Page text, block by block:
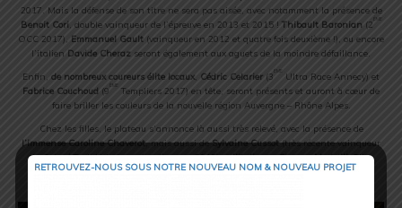
2017. Mais la défense de son titre ne sera pas aisée, avec notamment la présence de
Benoit Cori, double vainqueur de l’épreuve en 2013 et 2015 ! Thibault Baronian (2
ème
OCC 2017), Emmanuel Gault (vainqueur en 2012 et quatre fois deuxième !), ou encore
l’italien Davide Cheraz seront également aux aguets de la moindre défaillance.
Enfin, de nombreux coureurs élite locaux, Cédric Celarier (3
ème
Ultra Race Annecy) et
Fabrice Couchoud (9
ème
Templiers 2017) en tête, seront présents et auront à cœur de
faire briller les couleurs de la nouvelle région Auvergne – Rhône Alpes.
Chez les filles, le plateau s’annonce là aussi très relevé, avec la présence de
l’immense Caroline Chaverot, mais aussi deSylvaine Cussot(très récente vainqueur
du Sainté Trail Urbain et deuxième en 2016) etl’italienne Simona Morbelli. Elles
auront fort à faire pour détrônerla tenante du titre Juliette Benedicto.
RETROUVEZ-NOUS SOUS NOTRE NOUVEAU NOM & NOUVEAU PROJET